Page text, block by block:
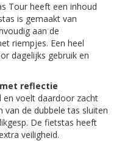
Tour heeft een inhoud
is gemaakt van
aan de
riempjes. Een heel
dagelijks gebruik en
reflectie
en voelt daardoor zacht
van de dubbele tas sluiten
De fietstas heeft
veiligheid.